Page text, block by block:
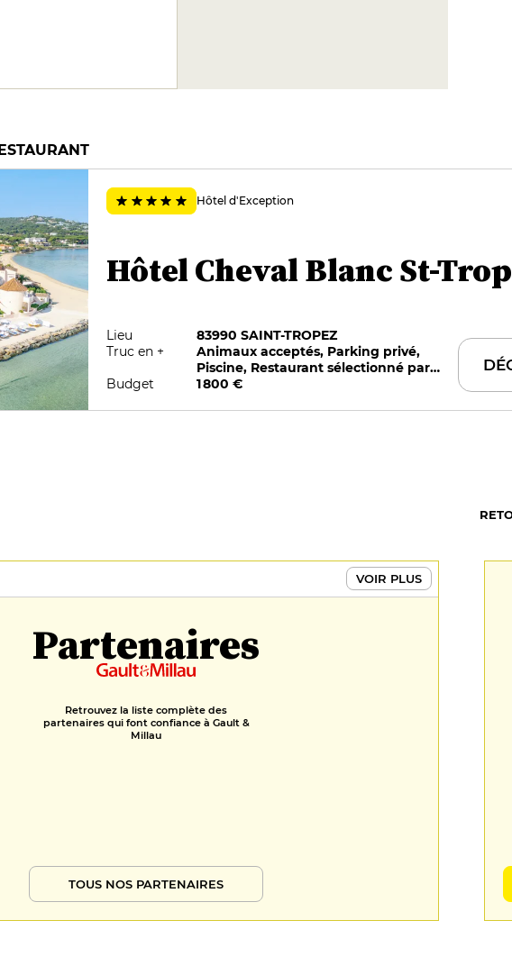
à
Hôtel d'Exception
Hôtel Cheval Blanc St-
Lieu
83990 SAINT-TROPEZ
Truc en +
Animaux acceptés, Parking privé,
Piscine, Restaurant sélectionné par
G&M, Restauration sur place, Room
Budget 1 800 €
VOIR PLUS
Partenaires
Retrouvez la liste complète des
partenaires qui font confiance à Gault &
Millau
TOUS NOS PARTENAIRES